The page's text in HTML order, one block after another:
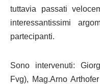
tuttavia passati
interessantissimi
partecipanti.
Sono intervenuti:
Fvg), Mag.Arno